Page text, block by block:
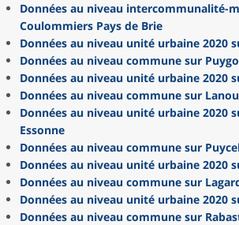
Données au niveau intercommunalité-
Coulommiers Pays de Brie
Données au niveau unité urbaine 2020
Données au niveau commune sur
Données au niveau unité urbaine 2020
Données au niveau commune sur
Données au niveau unité urbaine 2020
Essonne
Données au niveau commune sur
Données au niveau unité urbaine 2020
Données au niveau commune sur
Données au niveau unité urbaine 2020
Données au niveau commune sur